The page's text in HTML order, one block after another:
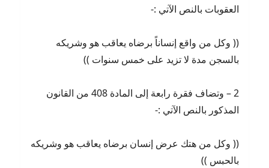
العقوبات بالنص الآتي :-
(( وكل من واقع إنساناً برضاه يعاقب هو وشريكه
بالسجن مدة لا تزيد على خمس سنوات ))
2 – وتضاف فقرة رابعة إلى المادة 408 من القانون
المذكور بالنص الآتي :-
(( وكل من هتك عرض إنسان برضاه يعاقب هو وشريكه
بالحبس ))